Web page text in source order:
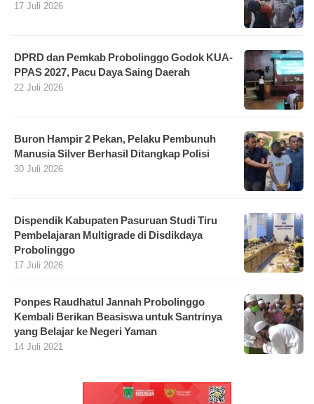
17 Juli 2026
DPRD dan Pemkab Probolinggo Godok KUA-
PPAS 2027, Pacu Daya Saing Daerah
22 Juli 2026
Buron Hampir 2 Pekan, Pelaku Pembunuh
Manusia Silver Berhasil Ditangkap Polisi
30 Juli 2026
Dispendik Kabupaten Pasuruan Studi Tiru
Pembelajaran Multigrade di Disdikdaya
Probolinggo
17 Juli 2026
Ponpes Raudhatul Jannah Probolinggo
Kembali Berikan Beasiswa untuk Santrinya
yang Belajar ke Negeri Yaman
14 Juli 2021